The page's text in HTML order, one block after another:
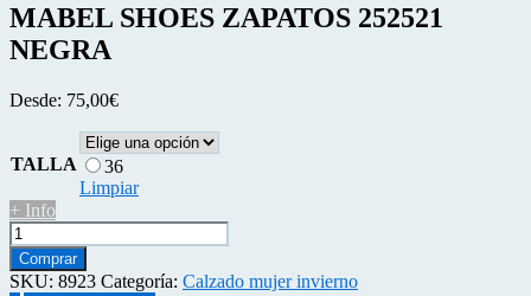
MABEL SHOES ZAPATOS 252521
NEGRA
Desde: 75,00€
TALLA
36
Limpiar
+ Info
MABEL
SHOES
ZAPATOS
Comprar
SKU: 8923 Categoría: Calzado mujer invierno